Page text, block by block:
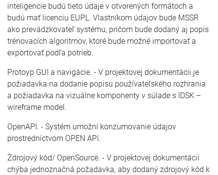
inteligencie budú tieto údaje v otvorených formátoch a
budú mať licenciu EUPL. Vlastníkom údajov bude MSSR
ako prevádzkovateľ systému, pričom bude dodaný aj popis
trénovacích algoritmov, ktoré bude možné importovať a
exportovať podľa potrieb.
Protoyp GUI a navigácie. - V projektovej dokumentácii je
požiadavka na dodanie popisu používateľského rozhrania
a požiadavka na vizuálne komponenty v súlade s IDSK –
wireframe model.
OpenAPI. - Systém umožní konzumovanie údajov
prostredníctvom OPEN API.
Zdrojový kód/ OpenSource. - V projektovej dokumentácii
chýba jednoznačná požadavka, aby dodaný zdrojový kód k